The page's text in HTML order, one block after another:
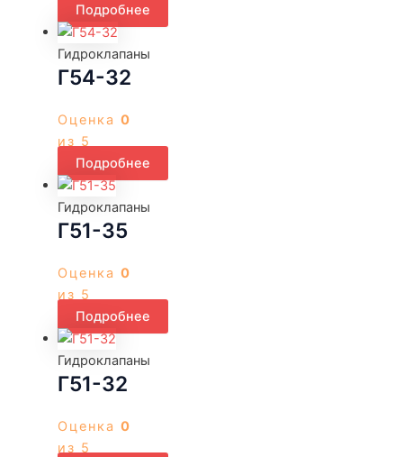
Подробнее
Гидроклапаны
Г54-32
Оценка 0
из 5
Подробнее
Гидроклапаны
Г51-35
Оценка 0
из 5
Подробнее
Гидроклапаны
Г51-32
Оценка 0
из 5